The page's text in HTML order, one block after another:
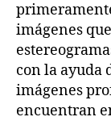
imágenes
con la ayuda
imágenes
encuentran